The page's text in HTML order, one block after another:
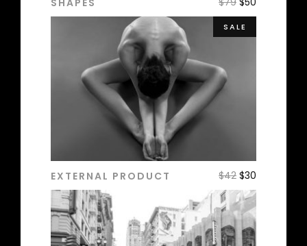
SALE
ADD TO CART
EXTERNAL PRODUCT $42 $30